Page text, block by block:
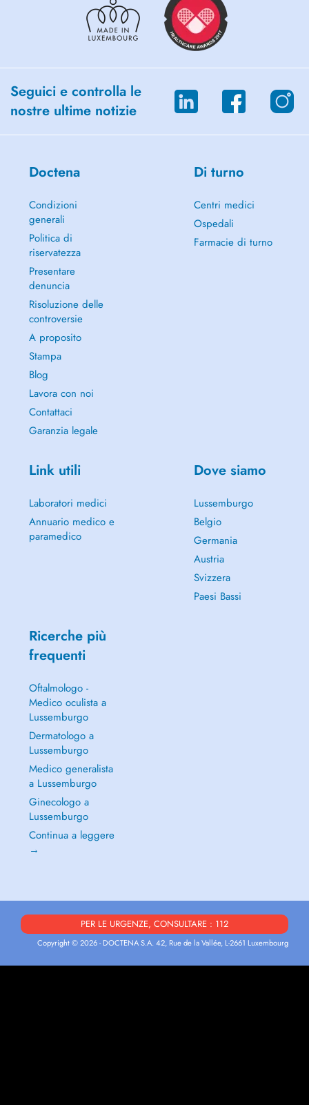
Seguici e controlla le
nostre ultime notizie
Doctena
Condizioni
generali
Politica di
riservatezza
Presentare
denuncia
Risoluzione delle
controversie
A proposito
Stampa
Blog
Lavora con noi
Contattaci
Garanzia legale
Di turno
Centri medici
Ospedali
Farmacie di turno
Link utili
Laboratori medici
Annuario medico e
paramedico
Dove siamo
Lussemburgo
Belgio
Germania
Austria
Svizzera
Paesi Bassi
Ricerche più
frequenti
Oftalmologo -
Medico oculista a
Lussemburgo
Dermatologo a
Lussemburgo
Medico generalista
a Lussemburgo
Ginecologo a
Lussemburgo
Continua a leggere
→
PER LE URGENZE, CONSULTARE : 112
Copyright © 2026 - DOCTENA S.A. 42, Rue de la Vallée, L-2661 Luxembourg